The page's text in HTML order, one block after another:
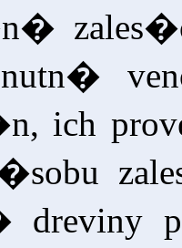
ich
dreviny